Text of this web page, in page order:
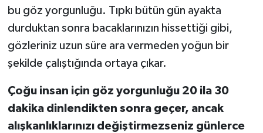
bu göz yorgunluğu. Tıpkı bütün gün ayakta
durduktan sonra bacaklarınızın hissettiği gibi,
gözleriniz uzun süre ara vermeden yoğun bir
şekilde çalıştığında ortaya çıkar.
Çoğu insan için göz yorgunluğu 20 ila 30
dakika dinlendikten sonra geçer, ancak
alışkanlıklarınızı değiştirmezseniz günlerce